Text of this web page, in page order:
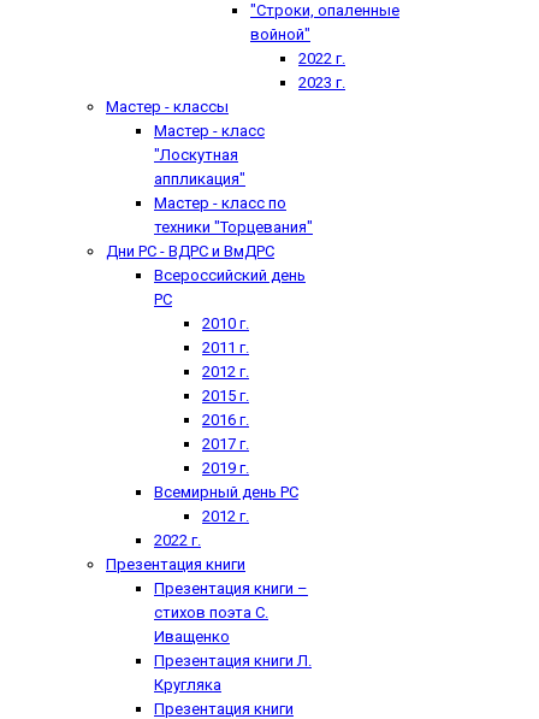
"Строки, опаленные
войной"
2022 г.
2023 г.
Мастер - классы
Мастер - класс
"Лоскутная
аппликация"
Мастер - класс по
техники "Торцевания"
Дни РС - ВДРС и ВмДРС
Всероссийский день
РС
2010 г.
2011 г.
2012 г.
2015 г.
2016 г.
2017 г.
2019 г.
Всемирный день РС
2012 г.
2022 г.
Презентация книги
Презентация книги –
стихов поэта С.
Иващенко
Презентация книги Л.
Кругляка
Презентация книги